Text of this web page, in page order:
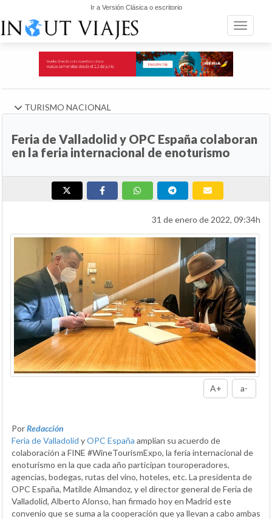
Ir a Versión Clásica o escritorio
Toggle
TURISMO NACIONAL
Feria de Valladolid y OPC España colaboran
en la feria internacional de enoturismo
31 de enero de 2022, 09:34h
A+ a-
PorRedacción
Feria de Valladolid yOPC España amplían su acuerdo de
colaboración a FINE #WineTourismExpo, la feria internacional de
enoturismo en la que cada año participan touroperadores,
agencias, bodegas, rutas del vino, hoteles, etc. La presidenta de
OPC España, Matilde Almandoz, y el director general de Feria de
Valladolid, Alberto Alonso, han firmado hoy en Madrid este
convenio que se suma a la cooperación que ya llevan a cabo ambas